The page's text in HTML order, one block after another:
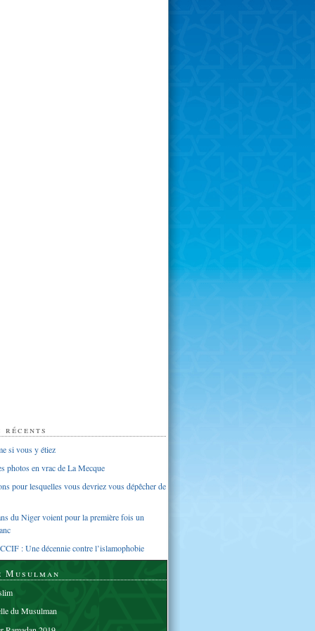
si vous y étiez
photos en vrac de La Mecque
pour lesquelles vous devriez vous dépêcher de
du Niger voient pour la première fois un
: Une décennie contre l’islamophobie
Musulman
du Musulman